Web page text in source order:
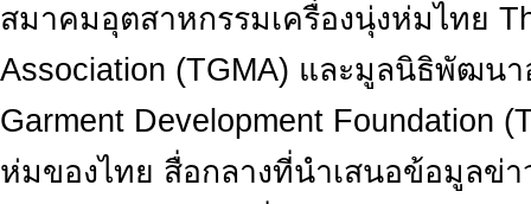
สมาคมอุตสาหกรรมเครื่องนุ่งห่มไทย
Association (TGMA) และมูลนิธิพัฒน
Garment Development Foundation
ห่มของไทย สื่อกลางที่นำเสนอข้อมูลข่